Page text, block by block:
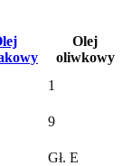
Olej
oliwkowy
1
9
Gł. E